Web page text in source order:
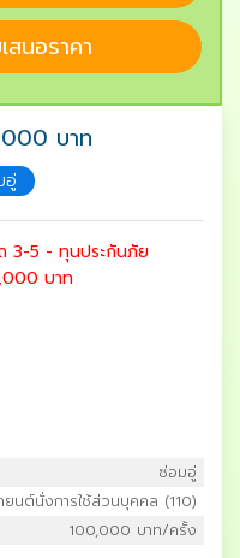
นอราคา
บาท
อู่
3-5 - ทุนประกันภัย
บาท
ซ่อมอู่
ยนต์นั่งการใช้ส่วนบุคคล (110)
100,000 บาท/ครั้ง